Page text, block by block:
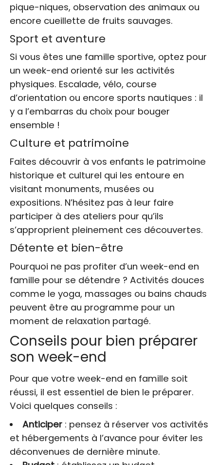
pique-niques, observation des animaux ou
encore cueillette de fruits sauvages.
Sport et aventure
Si vous êtes une famille sportive, optez pour
un week-end orienté sur les activités
physiques. Escalade, vélo, course
d’orientation ou encore sports nautiques : il
y a l’embarras du choix pour bouger
ensemble !
Culture et patrimoine
Faites découvrir à vos enfants le patrimoine
historique et culturel qui les entoure en
visitant monuments, musées ou
expositions. N’hésitez pas à leur faire
participer à des ateliers pour qu’ils
s’approprient pleinement ces découvertes.
Détente et bien-être
Pourquoi ne pas profiter d’un week-end en
famille pour se détendre ? Activités douces
comme le yoga, massages ou bains chauds
peuvent être au programme pour un
moment de relaxation partagé.
Conseils pour bien préparer
son week-end
Pour que votre week-end en famille soit
réussi, il est essentiel de bien le préparer.
Voici quelques conseils :
Anticiper: pensez à réserver vos activités
et hébergements à l’avance pour éviter les
déconvenues de dernière minute.